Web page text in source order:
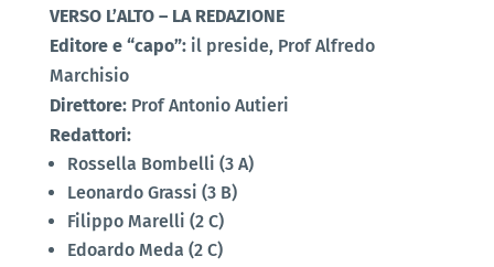
VERSO L’ALTO – LA REDAZIONE
Editore e “capo”: il preside, Prof Alfredo
Marchisio
Direttore: Prof Antonio Autieri
Redattori:
Rossella Bombelli (3 A)
Leonardo Grassi (3 B)
Filippo Marelli (2 C)
Edoardo Meda (2 C)